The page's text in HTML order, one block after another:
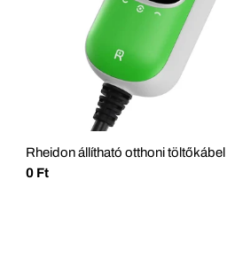
Rheidon állítható otthoni
Normál
0 Ft